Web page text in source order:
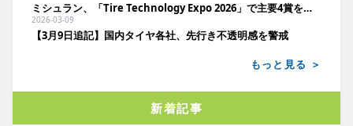
ミシュラン、「Tire Technology Expo 2026」で主要4賞を同時受賞
2026-03-09
【3月9日追記】国内タイヤ各社、先行き不透明感を警戒
もっと見る ＞
新着記事